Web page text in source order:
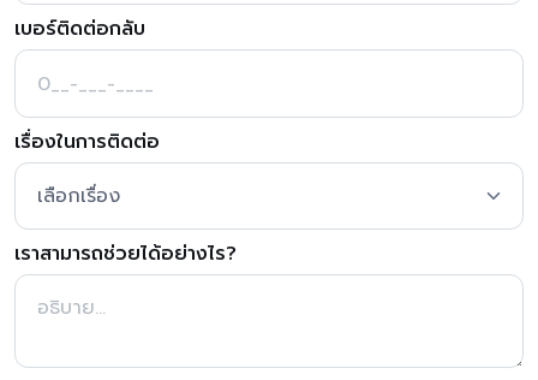
เบอร์ติดต่อกลับ
เรื่องในการติดต่อ
เราสามารถช่วยได้อย่างไร?